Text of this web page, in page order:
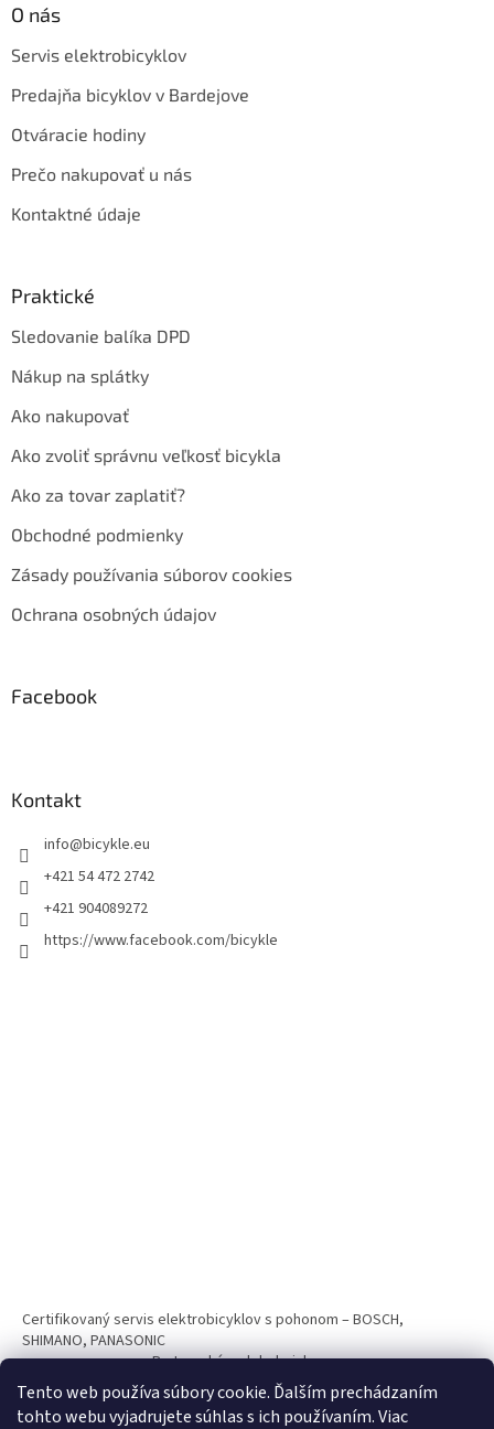
Tento web používa súbory cookie. Ďalším prechádzaním
tohto webu vyjadrujete súhlas s ich používaním. Viac
O nás
Servis elektrobicyklov
Predajňa bicyklov v Bardejove
Otváracie hodiny
Prečo nakupovať u nás
Kontaktné údaje
Praktické
Sledovanie balíka DPD
Nákup na splátky
Ako nakupovať
Ako zvoliť správnu veľkosť bicykla
Ako za tovar zaplatiť?
Obchodné podmienky
Zásady používania súborov cookies
Ochrana osobných údajov
Facebook
Kontakt
info@bicykle.eu
+421 54 472 2742
+421 904089272
https://www.facebook.com/bicykle
Certifikovaný servis elektrobicyklov s pohonom – BOSCH,
SHIMANO, PANASONIC
Partnerský web hokejshop.eu